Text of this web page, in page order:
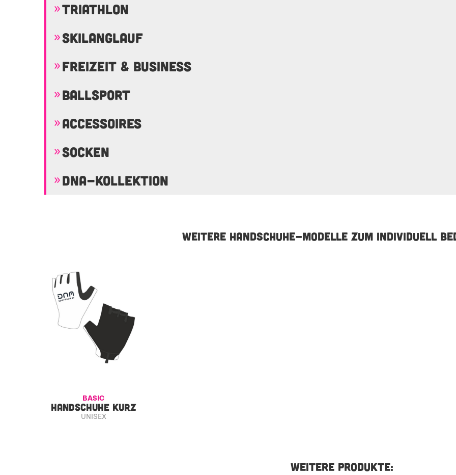
TRIATHLON
SKILANGLAUF
FREIZEIT & BUSINESS
BALLSPORT
ACCESSOIRES
SOCKEN
DNA-KOLLEKTION
WEITERE HANDSCHUHE-MODELLE ZUM INDIVIDUELL
BASIC
HANDSCHUHE KURZ
UNISEX
WEITERE PRODUKTE: